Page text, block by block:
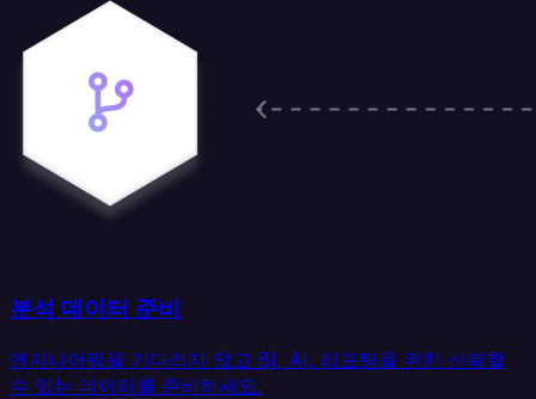
분석 데이터 준비
엔지니어링을 기다리지 않고 BI, AI, 리포팅을 위한 신뢰할
수 있는 데이터를 준비하세요.